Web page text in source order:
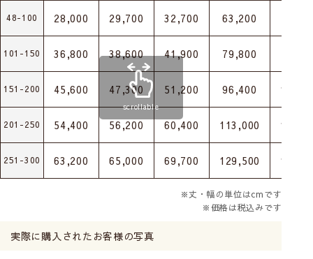
48-100 28,000 29,700 32,700 63,200
101-150 36,800 38,600 41,900 79,800
151-200 45,600 47,300 51,200 96,400
201-250 54,400 56,200 60,400 113,000
251-300 63,200 65,000 69,700 129,500
scrollable
※丈・幅の単位はcmです
※価格は税込みです
実際に購入されたお客様の写真